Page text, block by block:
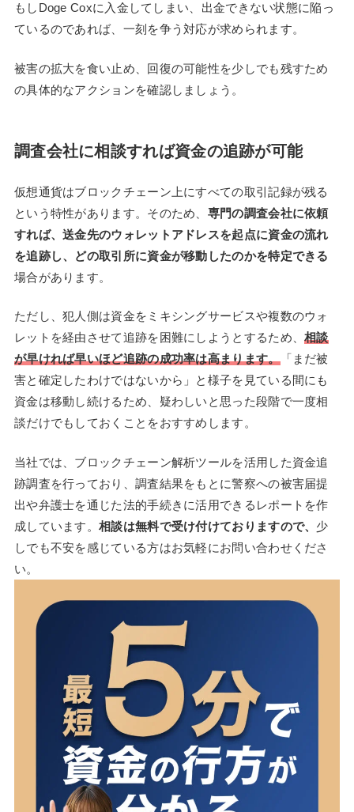
もしDoge Coxに入金してしまい、出金できない状態に陥っ
ているのであれば、一刻を争う対応が求められます。
被害の拡大を食い止め、回復の可能性を少しでも残すため
の具体的なアクションを確認しましょう。
調査会社に相談すれば資金の追跡が可能
仮想通貨はブロックチェーン上にすべての取引記録が残る
という特性があります。そのため、 専門の調査会社に依頼
すれば、送金先のウォレットアドレスを起点に資金の流れ
を追跡し、どの取引所に資金が移動したのかを特定できる
場合があります。
ただし、犯人側は資金をミキシングサービスや複数のウォ
レットを経由させて追跡を困難にしようとするため、相談
が早ければ早いほど追跡の成功率は高まります。「まだ被
害と確定したわけではないから」と様子を見ている間にも
資金は移動し続けるため、疑わしいと思った段階で一度相
談だけでもしておくことをおすすめします。
当社では、ブロックチェーン解析ツールを活用した資金追
跡調査を行っており、調査結果をもとに警察への被害届提
出や弁護士を通じた法的手続きに活用できるレポートを作
成しています。相談は無料で受け付けておりますので、 少
しでも不安を感じている方はお気軽にお問い合わせくださ
い。